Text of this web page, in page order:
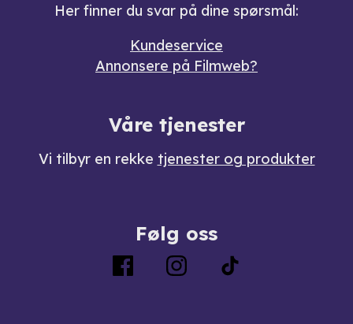
Her finner du svar på dine spørsmål:
Kundeservice
Annonsere på Filmweb?
Våre tjenester
Vi tilbyr en rekke tjenester og produkter
Følg oss